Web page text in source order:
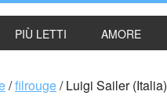
PIÙ LETTI AMORE
/filrouge/Luigi Sailer (Italia)